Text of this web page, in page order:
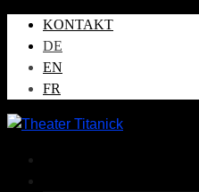
KONTAKT
DE
EN
FR